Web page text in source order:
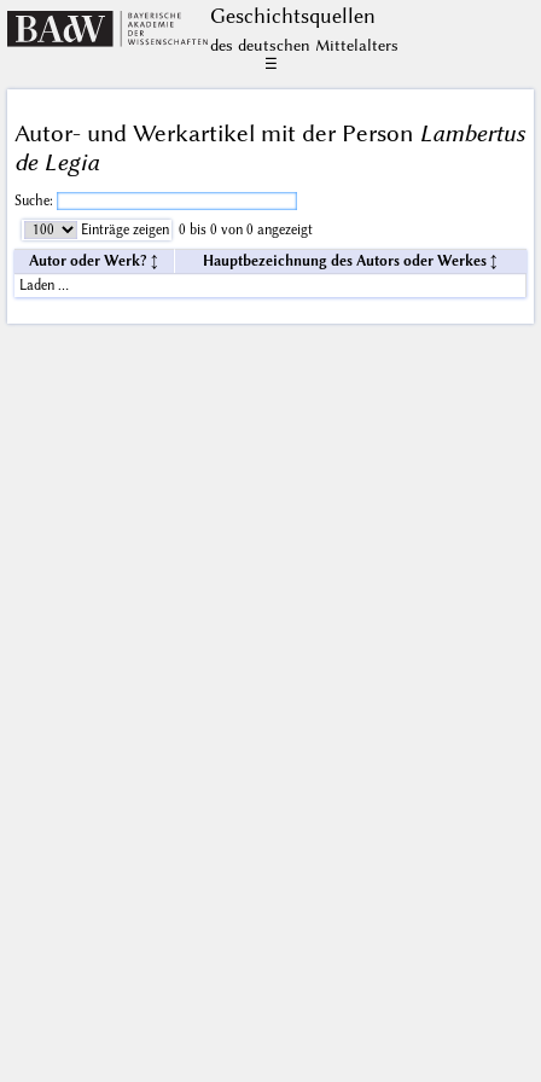
Geschichts­quellen
des deutschen Mittelalters
☰
Autor- und Werkartikel mit der Person Lambertus
de Legia
Suche:
Einträge zeigen
0 bis 0 von 0 angezeigt
Autor oder Werk?
Hauptbezeichnung des Autors oder Werkes
Laden …